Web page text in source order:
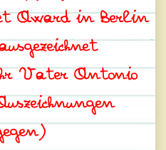
Award in Berlin
Vater Antonio